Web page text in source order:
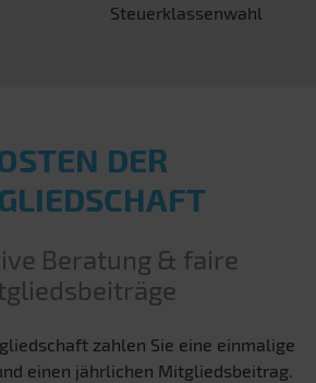
Steuerklassenwahl
DER
Beratung & faire
zahlen Sie eine einmalige
einen jährlichen Mitgliedsbeitrag.